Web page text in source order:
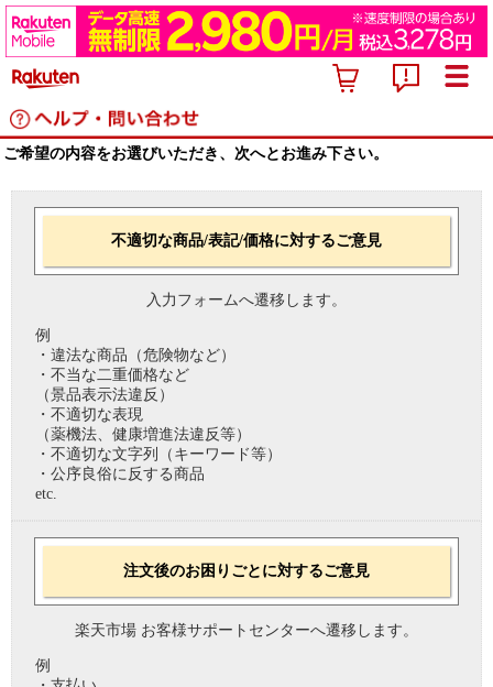
ご希望の内容をお選びいただき、次へとお進み下さい。
不適切な商品/表記/価格に対するご意見
入力フォームへ遷移します。
例
・違法な商品（危険物など）
・不当な二重価格など
（景品表示法違反）
・不適切な表現
（薬機法、健康増進法違反等）
・不適切な文字列（キーワード等）
・公序良俗に反する商品
etc.
注文後のお困りごとに対するご意見
楽天市場 お客様サポートセンターへ遷移します。
例